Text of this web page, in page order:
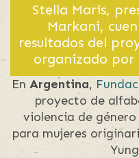
Stella Maris,
Markani,
resultados del
organizado por
En Argentina,
proyecto de
violencia de
para mujeres